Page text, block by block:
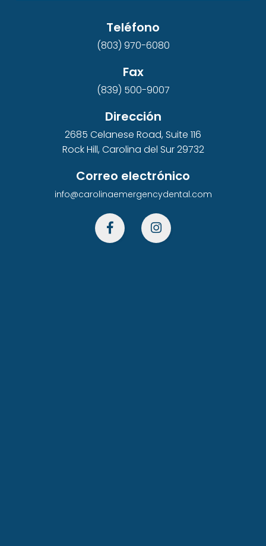
Teléfono
(803) 970-6080
Fax
(839) 500-9007
Dirección
2685 Celanese Road, Suite 116
Rock Hill, Carolina del Sur 29732
Correo electrónico
info@carolinaemergencydental.com
 